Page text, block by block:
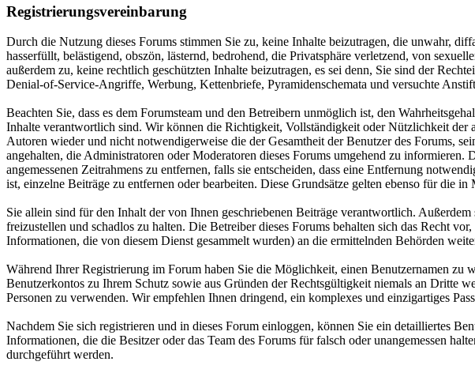
Registrierungsvereinbarung
Durch die Nutzung dieses Forums stimmen Sie zu, keine Inhalte beizutragen, die unwahr,
hasserfüllt, belästigend, obszön, lästernd, bedrohend, die Privatsphäre verletzend, von
außerdem zu, keine rechtlich geschützten Inhalte beizutragen, es sei denn, Sie sind der
Denial-of-Service-Angriffe, Werbung, Kettenbriefe, Pyramidenschemata und versuchte
Beachten Sie, dass es dem Forumsteam und den Betreibern unmöglich ist, den
Inhalte verantwortlich sind. Wir können die Richtigkeit, Vollständigkeit oder Nützlichkeit
Autoren wieder und nicht notwendigerweise die der Gesamtheit der Benutzer des Forums,
angehalten, die Administratoren oder Moderatoren dieses Forums umgehend zu
angemessenen Zeitrahmens zu entfernen, falls sie entscheiden, dass eine Entfernung
ist, einzelne Beiträge zu entfernen oder bearbeiten. Diese Grundsätze gelten ebenso für die
Sie allein sind für den Inhalt der von Ihnen geschriebenen Beiträge verantwortlich.
freizustellen und schadlos zu halten. Die Betreiber dieses Forums behalten sich das Recht
Informationen, die von diesem Dienst gesammelt wurden) an die ermittelnden Behörden
Während Ihrer Registrierung im Forum haben Sie die Möglichkeit, einen Benutzernamen zu
Benutzerkontos zu Ihrem Schutz sowie aus Gründen der Rechtsgültigkeit niemals an Dritte
Personen zu verwenden. Wir empfehlen Ihnen dringend, ein komplexes und einzigartiges
Nachdem Sie sich registrieren und in dieses Forum einloggen, können Sie ein detailliertes
Informationen, die die Besitzer oder das Team des Forums für falsch oder unangemessen
durchgeführt werden.